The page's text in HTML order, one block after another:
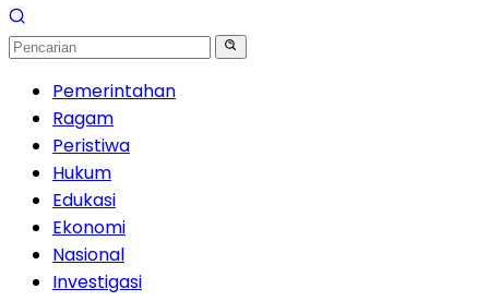
Pemerintahan
Ragam
Peristiwa
Hukum
Edukasi
Ekonomi
Nasional
Investigasi